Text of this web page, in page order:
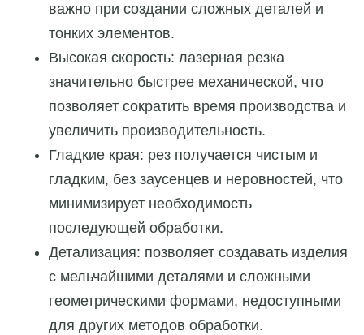
важно при создании сложных деталей и
тонких элементов.
Высокая скорость: лазерная резка
значительно быстрее механической, что
позволяет сократить время производства и
увеличить производительность.
Гладкие края: рез получается чистым и
гладким, без заусенцев и неровностей, что
минимизирует необходимость
последующей обработки.
Детализация: позволяет создавать изделия
с мельчайшими деталями и сложными
геометрическими формами, недоступными
для других методов обработки.